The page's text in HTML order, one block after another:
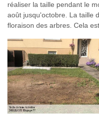
réaliser la taille pendant le
août jusqu'octobre. La taille
floraison des arbres. Cela